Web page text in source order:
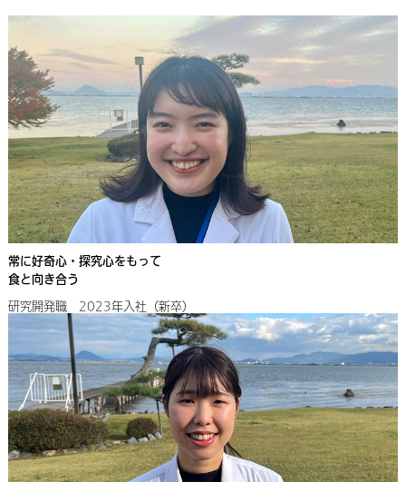
常に好奇心・探究心をもって
食と向き合う
研究開発職 2023年入社（新卒）